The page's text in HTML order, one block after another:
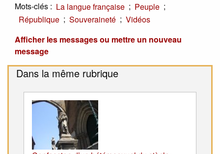
Mots-clés : La langue française ; Peuple ;
République ; Souveraineté ; Vidéos
Afficher les messages ou mettre un nouveau
message
Dans la même rubrique